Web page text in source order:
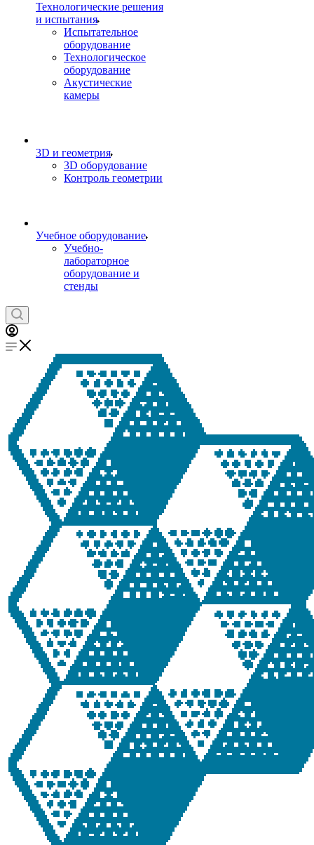
Технологические решения
и испытания
Испытательное
оборудование
Технологическое
оборудование
Акустические
камеры
3D и геометрия
3D оборудование
Контроль геометрии
Учебное оборудование
Учебно-
лабораторное
оборудование и
стенды